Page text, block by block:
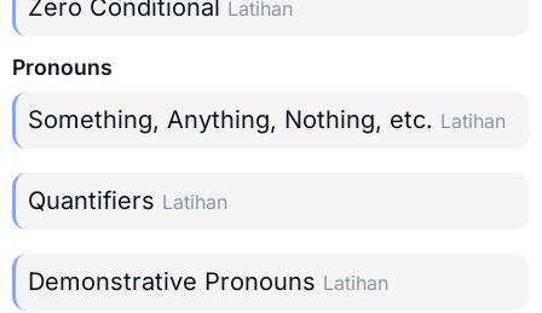
Zero Conditional Latihan
Pronouns
Something, Anything, Nothing, etc. Latihan
Quantifiers Latihan
Demonstrative Pronouns Latihan